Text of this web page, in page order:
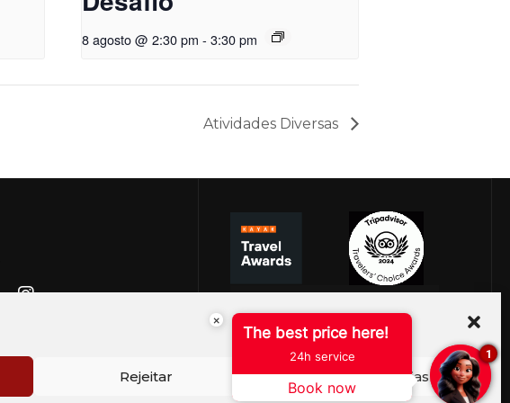
Rejeitar Ver preferências
8 agosto @ 2:30 pm - 3:30 pm
Atividades Diversas
×
The best price here!
24h service
Book now
1